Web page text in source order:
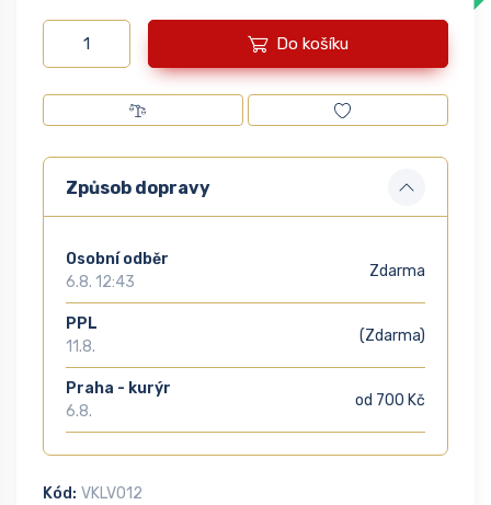
Do košíku
Způsob dopravy
Osobní odběr
6.8. 12:43
Zdarma
PPL
11.8.
(Zdarma)
Praha - kurýr
6.8.
od 700 Kč
Kód: VKLV012